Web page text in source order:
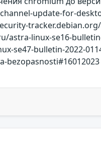
update-for-
astra-linux-se16-
se47-bulletin-2022-
bezopasnosti#16012023